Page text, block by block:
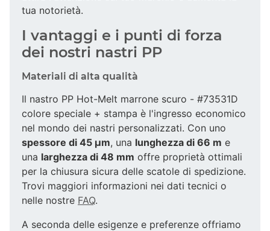
tua notorietà.
I vantaggi e i punti di forza
dei nostri nastri PP
Materiali di alta qualità
Il nastro PP Hot-Melt marrone scuro - #73531D
colore speciale + stampa è l'ingresso economico
nel mondo dei nastri personalizzati. Con uno
spessore di 45 µm, una lunghezza di 66 m e
una larghezza di 48 mm offre proprietà ottimali
per la chiusura sicura delle scatole di spedizione.
Trovi maggiori informazioni nei dati tecnici o
nelle nostre FAQ.
A seconda delle esigenze e preferenze offriamo